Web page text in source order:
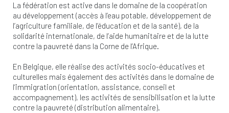
La fédération est active dans le domaine de la coopération
au développement (accès à l’eau potable, développement de
l’agriculture familiale, de l’éducation et de la santé), de la
solidarité internationale, de l’aide humanitaire et de la lutte
contre la pauvreté dans la Corne de l’Afrique.
En Belgique, elle réalise des activités socio-éducatives et
culturelles mais également des activités dans le domaine de
l’immigration (orientation, assistance, conseil et
accompagnement), les activités de sensibilisation et la lutte
contre la pauvreté (distribution alimentaire).